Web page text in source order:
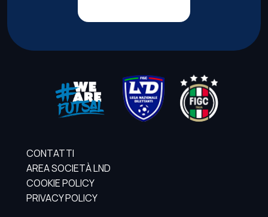
CONTATTI
AREA SOCIETÀ LND
COOKIE POLICY
PRIVACY POLICY